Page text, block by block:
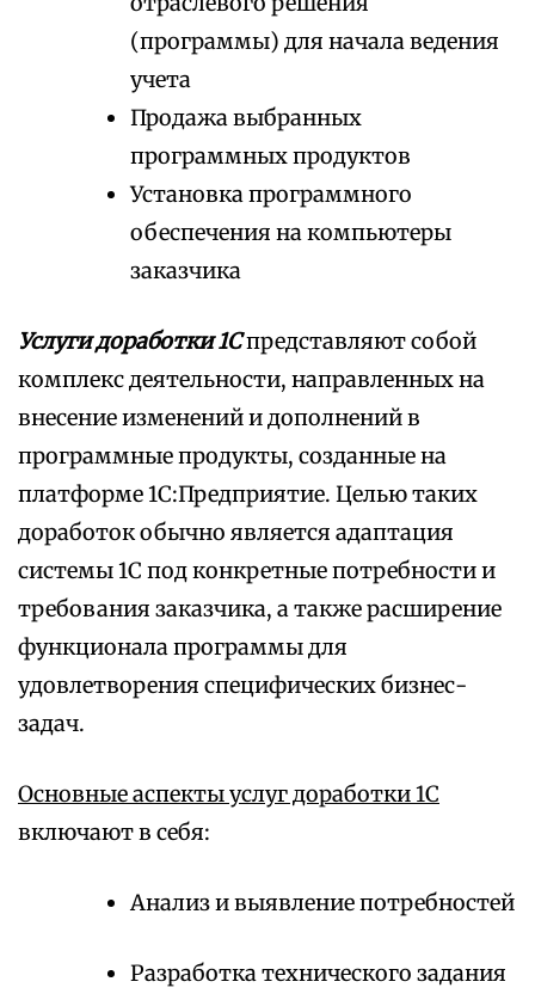
(программы) для начала ведения
учета
Продажа выбранных
программных продуктов
Установка программного
обеспечения на компьютеры
заказчика
Услуги доработки 1Спредставляют собой
комплекс деятельности, направленных на
внесение изменений и дополнений в
программные продукты, созданные на
платформе 1С:Предприятие. Целью таких
доработок обычно является адаптация
системы 1С под конкретные потребности и
требования заказчика, а также расширение
функционала программы для
удовлетворения специфических бизнес-
задач.
Основные аспекты услуг доработки 1С
включают в себя:
Анализ и выявление потребностей
Разработка технического задания